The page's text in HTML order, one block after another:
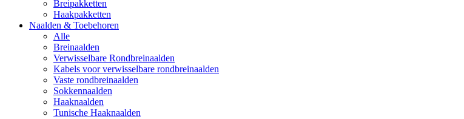
Breipakketten
Haakpakketten
Naalden & Toebehoren
Alle
Breinaalden
Verwisselbare Rondbreinaalden
Kabels voor verwisselbare rondbreinaalden
Vaste rondbreinaalden
Sokkennaalden
Haaknaalden
Tunische Haaknaalden